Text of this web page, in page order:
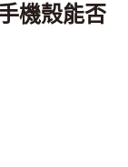
機殼能否